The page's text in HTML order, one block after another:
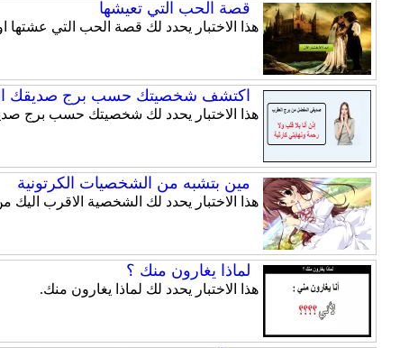
قصة الحب التي تعيشها
هذا الاختبار يحدد لك قصة الحب التي
اكتشف شخصيتك حسب برج صديقك
هذا الاختبار يحدد لك شخصيتك حسب برج
مين بتشبه من الشخصيات الكرتونية
هذا الاختبار يحدد لك الشخصية الاقرب
لماذا يغارون منك ؟
هذا الاختبار يحدد لك لماذا يغارون منك.